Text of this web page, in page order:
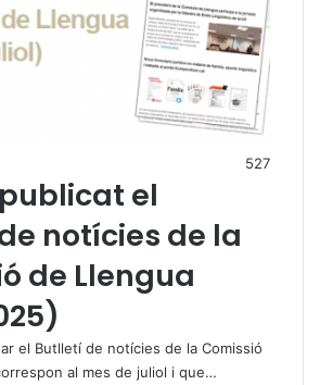
527
el
notícies de la
de Llengua
el Butlletí de notícies de la Comissió
al mes de juliol i que…